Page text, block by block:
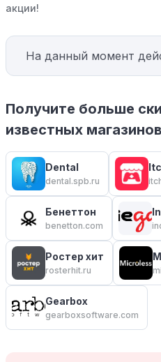
акции!
На данный момент
Получите больше
известных магазинов
Dental
dental.spb.ru
Бенеттон
benetton.com
Ростер хит
rosterhit.ru
Gearbox
gearboxsoftware.com